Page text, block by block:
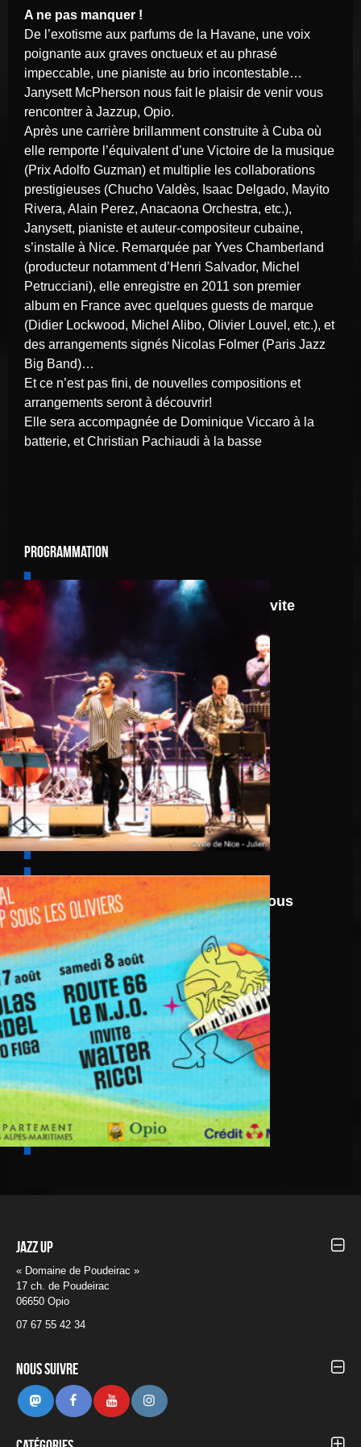
A ne pas manquer !
De l’exotisme aux parfums de la Havane, une voix
poignante aux graves onctueux et au phrasé
impeccable, une pianiste au brio incontestable…
Janysett McPherson nous fait le plaisir de venir vous
rencontrer à Jazzup, Opio.
Après une carrière brillamment construite à Cuba où
elle remporte l’équivalent d’une Victoire de la musique
(Prix Adolfo Guzman) et multiplie les collaborations
prestigieuses (Chucho Valdès, Isaac Delgado, Mayito
Rivera, Alain Perez, Anacaona Orchestra, etc.),
Janysett, pianiste et auteur-compositeur cubaine,
s’installe à Nice. Remarquée par Yves Chamberland
(producteur notamment d’Henri Salvador, Michel
Petrucciani), elle enregistre en 2011 son premier
album en France avec quelques guests de marque
(Didier Lockwood, Michel Alibo, Olivier Louvel, etc.), et
des arrangements signés Nicolas Folmer (Paris Jazz
Big Band)…
Et ce n’est pas fini, de nouvelles compositions et
arrangements seront à découvrir!
Elle sera accompagnée de Dominique Viccaro à la
batterie, et Christian Pachiaudi à la basse
Programmation
8 août
Walter Ricci
6 août 8 août 2026
Les Oliviers 2026
Jazz UP
« Domaine de Poudeirac »
17 ch. de Poudeirac
06650 Opio
07 67 55 42 34
Nous suivre
MastodonFacebookYoutube Instagram